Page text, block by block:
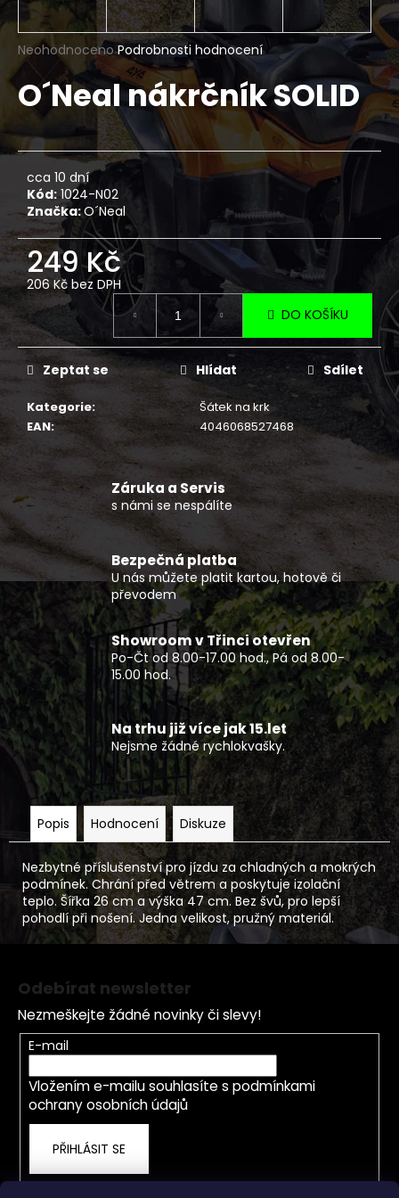
Průměrné
hodnocení
produktu
je
z
5
hvězdiček.
Neohodnoceno Podrobnosti hodnocení
O´Neal nákrčník SOLID
cca 10 dní
Kód: 1024-N02
Značka:O´Neal
249 Kč
206 Kč bez DPH
Měrná
cena:
DO KOŠÍKU
Kategorie:
Šátek na krk
EAN: 4046068527468
Zeptat se Hlídat Sdílet
Záruka a Servis
s námi se nespálíte
Bezpečná platba
U nás můžete platit kartou, hotově či
převodem
Showroom v Třinci otevřen
Po-Čt od 8.00-17.00 hod., Pá od 8.00-
15.00 hod.
Na trhu již více jak 15.let
Nejsme žádné rychlokvašky.
Popis Hodnocení Diskuze
Nezbytné příslušenství pro jízdu za chladných a mokrých
podmínek. Chrání před větrem a poskytuje izolační
teplo. Šířka 26 cm a výška 47 cm. Bez švů, pro lepší
pohodlí při nošení. Jedna velikost, pružný materiál.
a
j
í
t
?
D
o
p
o
u
č
u
j
m
e
ČTYŘKOLKA
CFMOTO
GLADIATOR
C5-
A
G4
T3B
ŠEDÁ
160
990
Kč
Odebírat newsletter
Nezmeškejte žádné novinky či slevy!
E-mail
Vložením e-mailu souhlasíte s podmínkami
ochrany osobních údajů
PŘIHLÁSIT SE